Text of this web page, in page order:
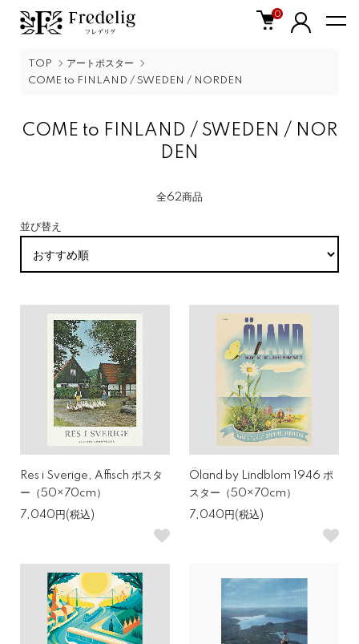
0
TOP
アートポスター
COME to FINLAND / SWEDEN / NORDEN
COME to FINLAND / SWEDEN / NOR
DEN
全62商品
並び替え
Res i Sverige, Affisch ポスタ
ー（50×70cm）
7,040円(税込)
Öland by Lindblom 1946 ポ
スター（50×70cm）
7,040円(税込)